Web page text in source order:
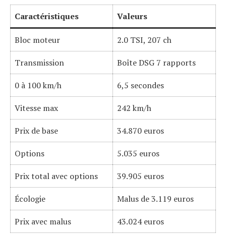
Caractéristiques Valeurs
Bloc moteur 2.0 TSI, 207 ch
Transmission Boîte DSG 7 rapports
0 à 100 km/h 6,5 secondes
Vitesse max 242 km/h
Prix de base 34.870 euros
Options 5.035 euros
Prix total avec options 39.905 euros
Écologie Malus de 3.119 euros
Prix avec malus 43.024 euros